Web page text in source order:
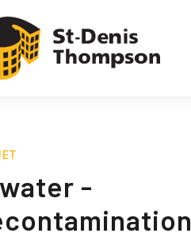
-